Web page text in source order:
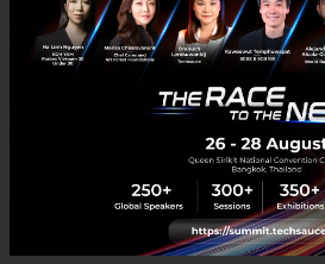
เผยผลวิจัย Banking Benchmark ธน
ใด? โดย Marketbuzzz ร่วมกับ
เช่นเดียวกับทุกธุรกิจ การเปลี่ยนแปลงสู่ธนา
ผลให้บรรดาธนาคารต่างๆ ในประเทศไทยต้
กับลูกค้าในทุกขั้นตอนของการใช้บริการธนาค